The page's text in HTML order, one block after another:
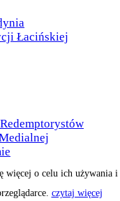
Łacińskiej
więcej o celu ich używania i
czytaj więcej